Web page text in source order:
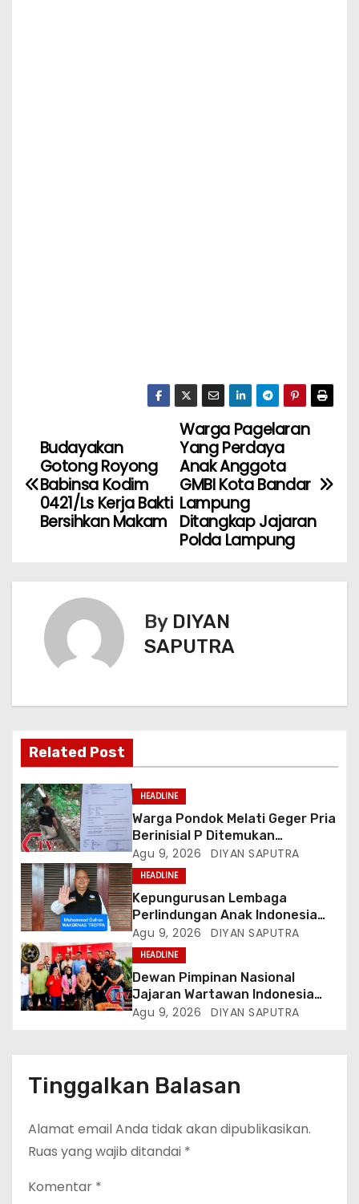
Warga Pagelaran
Yang Perdaya
Anak Anggota
GMBI Kota Bandar
Lampung
Ditangkap Jajaran
Polda Lampung
Budayakan
Gotong Royong
Babinsa Kodim
0421/Ls Kerja Bakti
Bersihkan Makam
By DIYAN
SAPUTRA
Related Post
HEADLINE
Warga Pondok Melati Geger Pria
Berinisial P Ditemukan
Meninggal Diduga Akibat
Tekanan Hutang
Agu 9, 2026 DIYAN SAPUTRA
HEADLINE
Kepungurusan Lembaga
Perlindungan Anak Indonesia
(LPAI) Periode 2026-2031
Terbentuk, Wakil Kordinator
Nasional Tim Reaksi Cepat
Perlindungan Perempuan Anak
(Wakornas TRCPPA) Muhammad
Gufron Mengapresiasi Dan Beri
Agu 9, 2026 DIYAN SAPUTRA
HEADLINE
Dewan Pimpinan Nasional
Jajaran Wartawan Indonesia
(DPN-JWI) Menggelar Rapat
Agu 9, 2026 DIYAN SAPUTRA
Tinggalkan Balasan
Alamat email Anda tidak akan dipublikasikan.
Ruas yang wajib ditandai *
Komentar *